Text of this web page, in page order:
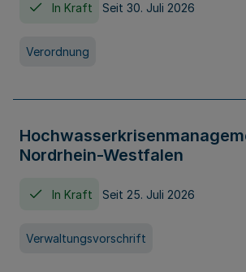
In Kraft Seit 30. Juli 2026
Verordnung
Nordrhein-Westfalen
In Kraft Seit 25. Juli 2026
Verwaltungsvorschrift